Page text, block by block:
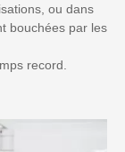
ou dans
bouchées par les
record.